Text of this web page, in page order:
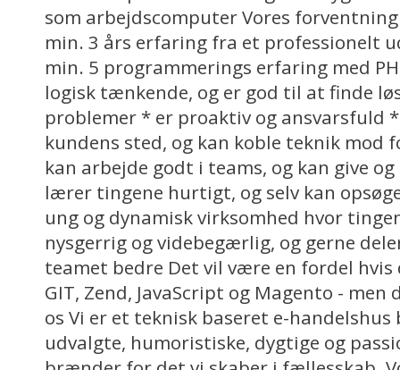
som arbejdscomputer Vores
min. 3 års erfaring fra et professionelt
min. 5 programmerings erfaring med
logisk tænkende, og er god til at finde
problemer * er proaktiv og ansvarsfuld
kundens sted, og kan koble teknik mod
kan arbejde godt i teams, og kan give
lærer tingene hurtigt, og selv kan
ung og dynamisk virksomhed hvor
nysgerrig og videbegærlig, og gerne
teamet bedre Det vil være en fordel
GIT, Zend, JavaScript og Magento - men
os Vi er et teknisk baseret e-handelshus
udvalgte, humoristiske, dygtige og